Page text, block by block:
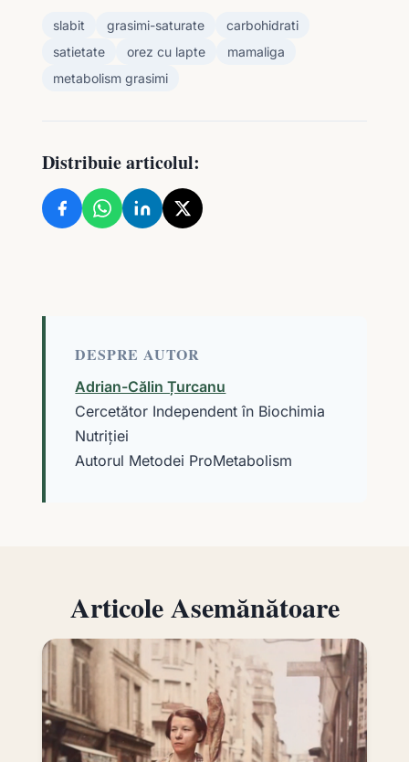
slabit grasimi-saturate
carbohidrati
satietate
orez cu lapte
mamaliga
metabolism grasimi
Distribuie articolul:
DESPRE AUTOR
Adrian-Călin Țurcanu
Cercetător Independent în Biochimia
Nutriției
Autorul Metodei ProMetabolism
Articole Asemănătoare